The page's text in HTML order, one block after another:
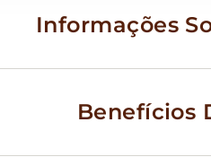
Informações
Benefícios